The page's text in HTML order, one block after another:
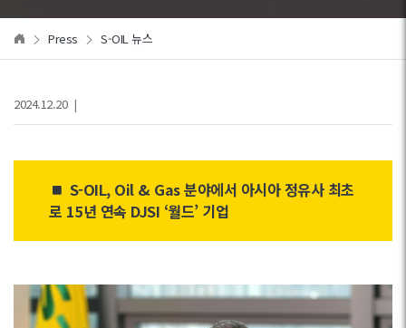
Press S-OIL 뉴스
2024.12.20 |
S-OIL, Oil & Gas 분야에서 아시아 정유사 최초
로 15년 연속 DJSI ‘월드’ 기업